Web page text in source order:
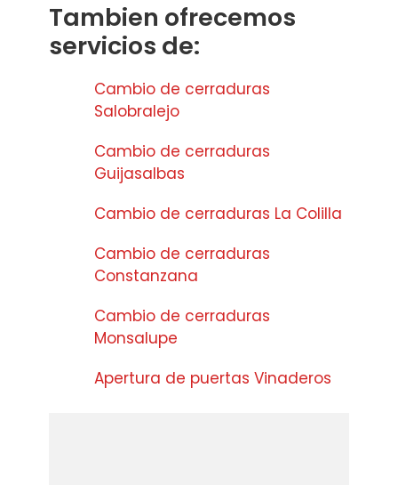
Tambien ofrecemos
servicios de:
Cambio de cerraduras
Salobralejo
Cambio de cerraduras
Guijasalbas
Cambio de cerraduras La Colilla
Cambio de cerraduras
Constanzana
Cambio de cerraduras
Monsalupe
Apertura de puertas Vinaderos